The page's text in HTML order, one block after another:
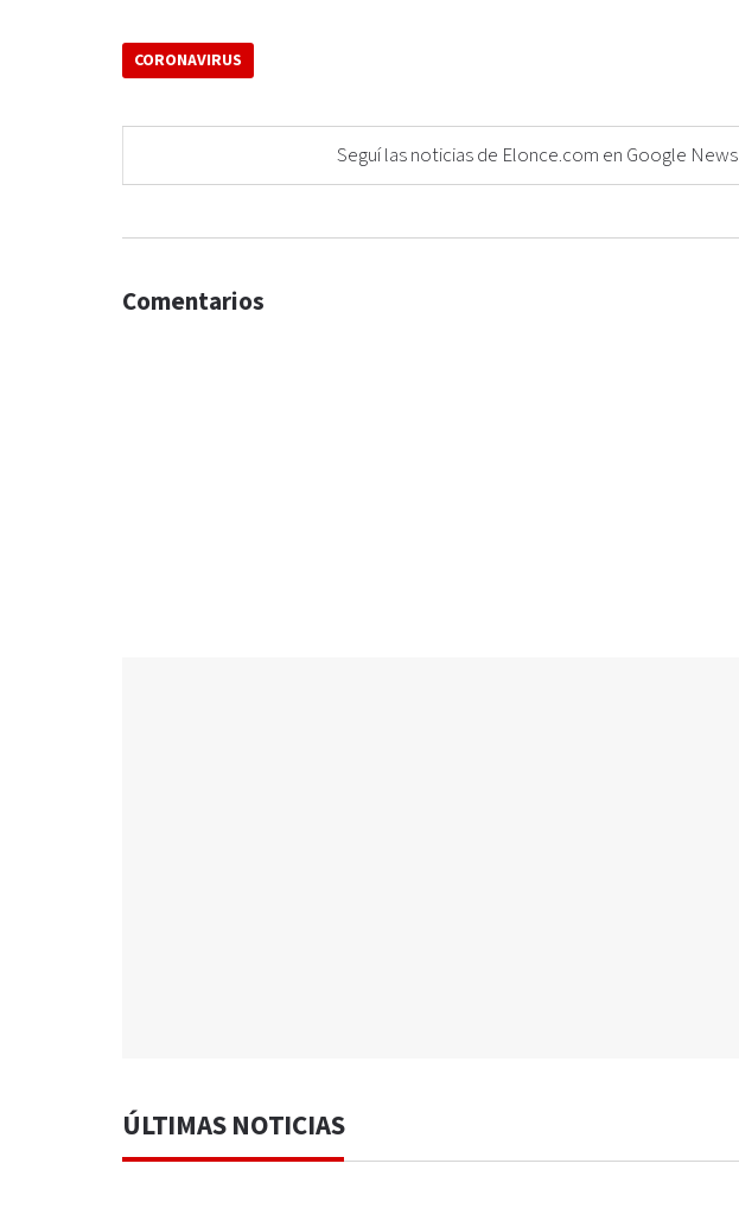
CORONAVIRUS
Seguí las noticias de Elonce.com en Google News
Comentarios
ÚLTIMAS NOTICIAS